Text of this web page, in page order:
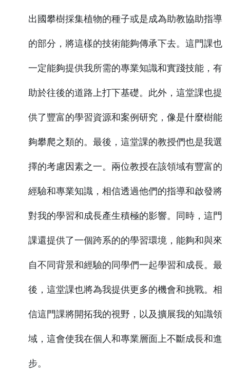
出國攀樹採集植物的種子或是成為助教協助指導
的部分，將這樣的技術能夠傳承下去。這門課也
一定能夠提供我所需的專業知識和實踐技能，有
助於往後的道路上打下基礎。此外，這堂課也提
供了豐富的學習資源和案例研究，像是什麼樹能
夠攀爬之類的。最後，這堂課的教授們也是我選
擇的考慮因素之一。兩位教授在該領域有豐富的
經驗和專業知識，相信透過他們的指導和啟發將
對我的學習和成長產生積極的影響。同時，這門
課還提供了一個跨系的的學習環境，能夠和與來
自不同背景和經驗的同學們一起學習和成長。最
後，這堂課也將為我提供更多的機會和挑戰。相
信這門課將開拓我的視野，以及擴展我的知識領
域，這會使我在個人和專業層面上不斷成長和進
步。